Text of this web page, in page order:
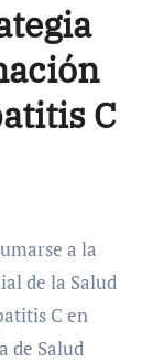
C
a la
de la Salud
C en
de Salud